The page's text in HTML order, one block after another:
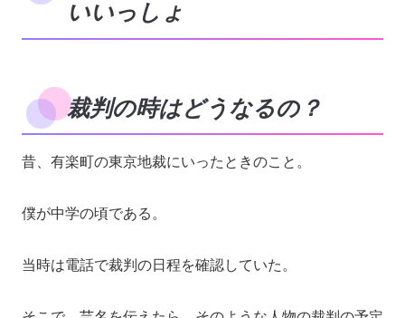
いいっしょ
裁判の時はどうなるの？
昔、有楽町の東京地裁にいったときのこと。
僕が中学の頃である。
当時は電話で裁判の日程を確認していた。